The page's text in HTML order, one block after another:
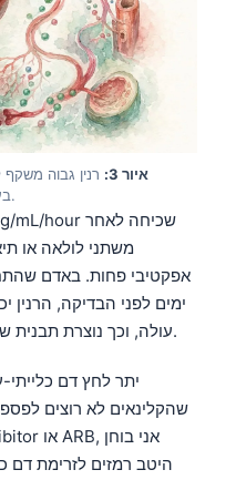
איור 3:
רנין גבוה משקף
בעיה ראשונית בבלוטת יותרת הכליה.
משתני לולאה או
ימים לפני הבדיקה, הרנין
עולה, וכך נוצרת תבנית שמחקה היפראלדוסטרוניזם שניוני.
יתר לחץ דם
שהקלינאים לא רוצים
היטב רמזים לזרימת דם